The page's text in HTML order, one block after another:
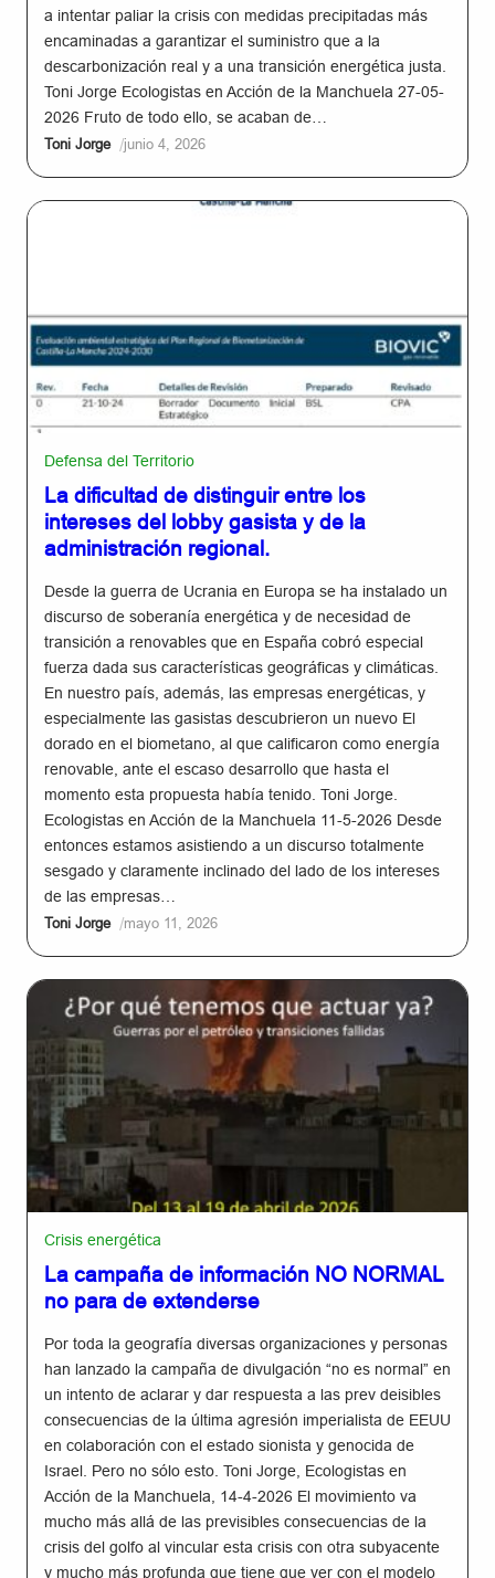
a intentar paliar la crisis con medidas precipitadas más
encaminadas a garantizar el suministro que a la
descarbonización real y a una transición energética justa.
Toni Jorge Ecologistas en Acción de la Manchuela 27-05-
2026 Fruto de todo ello, se acaban de…
Toni Jorge /junio 4, 2026
Defensa del Territorio
La dificultad de distinguir entre los
intereses del lobby gasista y de la
administración regional.
Desde la guerra de Ucrania en Europa se ha instalado un
discurso de soberanía energética y de necesidad de
transición a renovables que en España cobró especial
fuerza dada sus características geográficas y climáticas.
En nuestro país, además, las empresas energéticas, y
especialmente las gasistas descubrieron un nuevo El
dorado en el biometano, al que calificaron como energía
renovable, ante el escaso desarrollo que hasta el
momento esta propuesta había tenido. Toni Jorge.
Ecologistas en Acción de la Manchuela 11-5-2026 Desde
entonces estamos asistiendo a un discurso totalmente
sesgado y claramente inclinado del lado de los intereses
de las empresas…
Toni Jorge /mayo 11, 2026
Crisis energética
La campaña de información NO NORMAL
no para de extenderse
Por toda la geografía diversas organizaciones y personas
han lanzado la campaña de divulgación “no es normal” en
un intento de aclarar y dar respuesta a las prev deisibles
consecuencias de la última agresión imperialista de EEUU
en colaboración con el estado sionista y genocida de
Israel. Pero no sólo esto. Toni Jorge, Ecologistas en
Acción de la Manchuela, 14-4-2026 El movimiento va
mucho más allá de las previsibles consecuencias de la
crisis del golfo al vincular esta crisis con otra subyacente
y mucho más profunda que tiene que ver con el modelo